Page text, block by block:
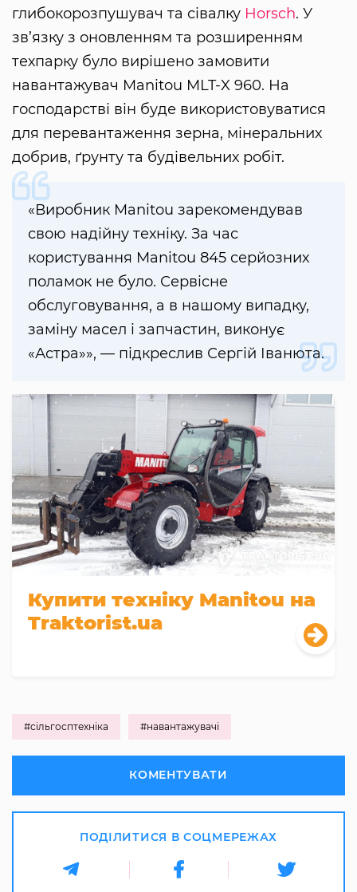
глибокорозпушувач та сівалку Horsch. У
зв’язку з оновленням та розширенням
техпарку було вирішено замовити
навантажувач Manitou MLT-X 960. На
господарстві він буде використовуватися
для перевантаження зерна, мінеральних
добрив, ґрунту та будівельних робіт.
«Виробник Manitou зарекомендував
свою надійну техніку. За час
користування Manitou 845 серйозних
поламок не було. Сервісне
обслуговування, а в нашому випадку,
заміну масел і запчастин, виконує
«Астра»», — підкреслив Сергій Іванюта.
Купити техніку Manitou на
Traktorist.ua
#сільгосптехніка #навантажувачі
КОМЕНТУВАТИ
ПОДІЛИТИСЯ В СОЦМЕРЕЖАХ